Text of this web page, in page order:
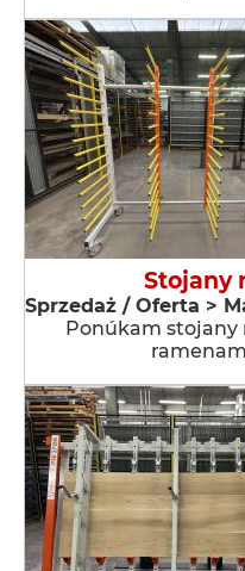
Stojany
Sprzedaż / Oferta >
Ponúkam stojany